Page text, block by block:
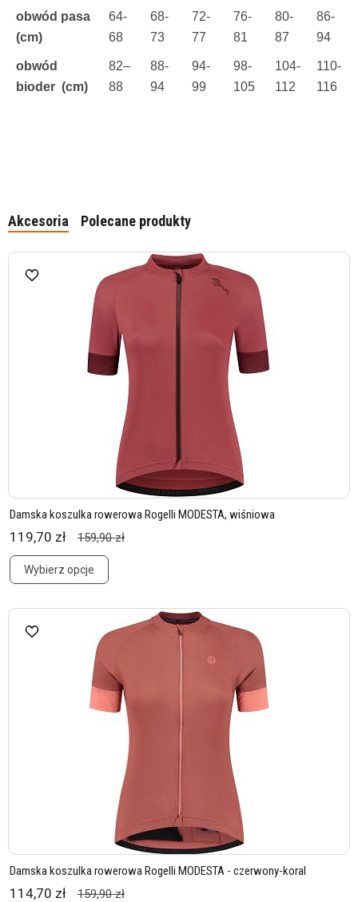
obwód pasa
(cm)
64-
68
68-
73
72-
77
76-
81
80-
87
86-
94
obwód
bioder (cm)
82–
88
88-
94
94-
99
98-
105
104-
112
110-
116
Akcesoria Polecane produkty
Damska koszulka rowerowa Rogelli MODESTA, wiśniowa
119,70 zł 159,90 zł
Wybierz opcje
Damska koszulka rowerowa Rogelli MODESTA - czerwony-koral
114,70 zł 159,90 zł